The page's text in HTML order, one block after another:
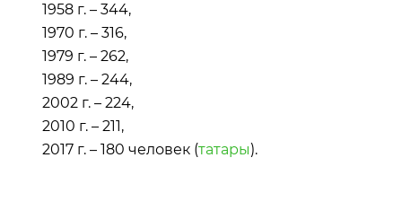
1958 г. – 344,
1970 г. – 316,
1979 г. – 262,
1989 г. – 244,
2002 г. – 224,
2010 г. – 211,
2017 г. – 180 человек (татары).